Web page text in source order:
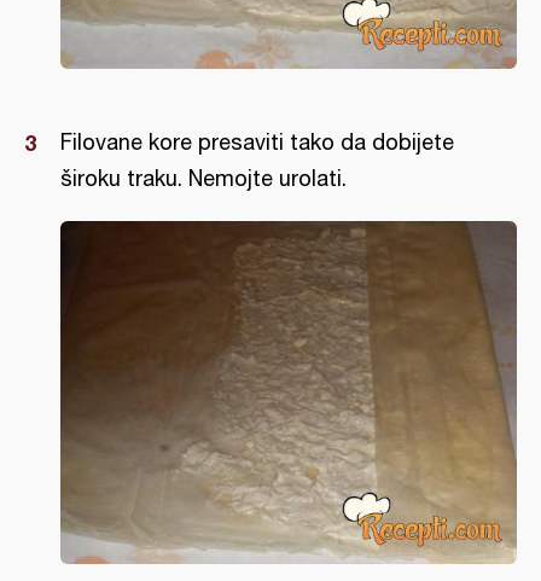
Filovane kore presaviti tako da dobijete
široku traku. Nemojte urolati.